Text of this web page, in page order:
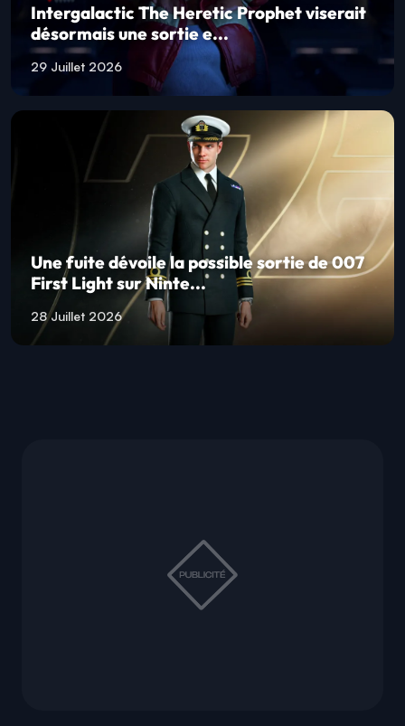
Intergalactic The Heretic Prophet viserait
désormais une sortie e...
29 Juillet 2026
Une fuite dévoile la possible sortie de 007
First Light sur Ninte...
28 Juillet 2026